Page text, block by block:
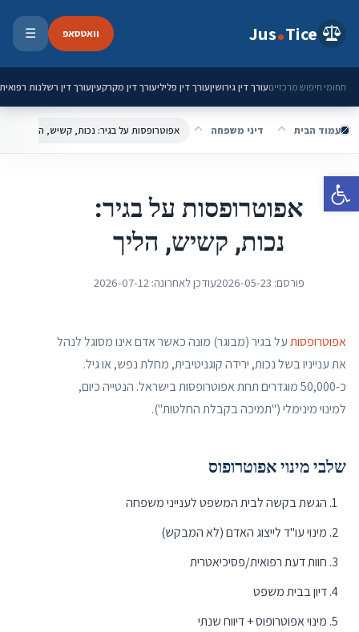
פתח סרגל נגישות
Jus Tice וואטסאפ ☰
תחומי חיפוש מרכזייםעורך דין גירושיןעורך דין פליליעורך דין מקרקעיןעורך דין רשלנות רפואית
עמוד הבית דיני משפחה אפוטרופסות על בגיר: נכות, קשיש, הליך
אפוטרופסות על בגיר:
נכות, קשיש, הליך
פורסם: 2026-05-23עודכן לאחרונה:2026-07-12
אפוטרופסותעל בגיר (מבוגר) מונה כאשר אדם אינו מסוגל לנהל
את ענייניו בשל נכות, ירידה קוגניטיבית, מחלת נפש, או גיל.
כ-50,000 מוגדרים תחת אפוטרופסות בישראל. הנטייה כיום,
למינוי מינימלי ("תמיכה בקבלת החלטות").
שלבי מינוי אפוטרופוס
הגשת בקשה לבית המשפט לענייני משפחה
מינוי עו"ד לייצוג האדם (לא המבקש)
חוות דעת רפואית/פסיכיאטרית
דיון בבית משפט
מינוי אפוטרופוס + דיווח שנתי